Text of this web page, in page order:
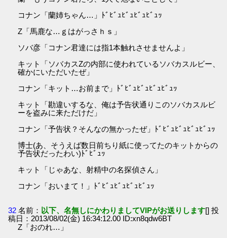
コナン「蘭姉ちゃん…」ﾄﾞﾋﾞｭﾋﾞｭﾋﾞｭﾋﾞｭｯ
Z「馬鹿な…ｇはがっさｈｓ」
ソバ彦「コナン君達には指1本触れさせませんよ」
キット「ソバカスZの内部に使われているソバカスルビー、
確かにいただいたぜ」
コナン「キット…お前まで」ﾄﾞﾋﾞｭﾋﾞｭﾋﾞｭﾋﾞｭｯ
キット「勘違いするな、俺は予告状通りこのソバカスルビ
ーを盗みに来ただけだ」
コナン「予告状？そんなの無かったぜ」ﾄﾞﾋﾞｭﾋﾞｭﾋﾞｭﾋﾞｭｯ
博士(あ、そうえば数日前ちり紙に使ってたのキットからの
予告状だったわい)ﾄﾞﾋﾞｭｯ
キット「じゃあな、射精中の名探偵さん」
コナン「おいまて！」ﾄﾞﾋﾞｭﾋﾞｭﾋﾞｭﾋﾞｭｯ
32 名前： 以下、名無しにかわりましてVIPがお送りします[] 投
稿日：2013/08/02(金) 16:34:12.00 ID:xn8qdw6BT
Z「おのれ…」